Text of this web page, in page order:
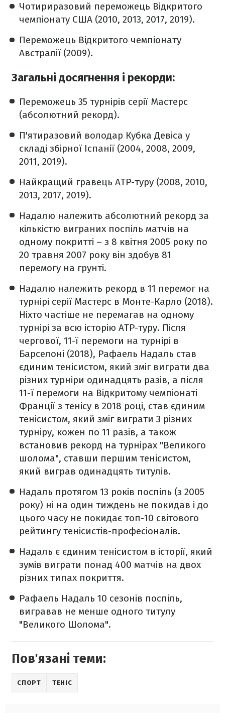
Чотириразовий переможець Відкритого
чемпіонату США (2010, 2013, 2017, 2019).
Переможець Відкритого чемпіонату
Австралії (2009).
Загальні досягнення і рекорди:
Переможець 35 турнірів серії Мастерс
(абсолютний рекорд).
П'ятиразовий володар Кубка Девіса у
складі збірної Іспанії (2004, 2008, 2009,
2011, 2019).
Найкращий гравець ATP-туру (2008, 2010,
2013, 2017, 2019).
Надалю належить абсолютний рекорд за
кількістю виграних поспіль матчів на
одному покритті – з 8 квітня 2005 року по
20 травня 2007 року він здобув 81
перемогу на грунті.
Надалю належить рекорд в 11 перемог на
турнірі серії Мастерс в Монте-Карло (2018).
Ніхто частіше не перемагав на одному
турнірі за всю історію ATP-туру. Після
чергової, 11-ї перемоги на турнірі в
Барселоні (2018), Рафаель Надаль став
єдиним тенісистом, який зміг виграти два
різних турніри одинадцять разів, а після
11-ї перемоги на Відкритому чемпіонаті
Франції з тенісу в 2018 році, став єдиним
тенісистом, який зміг виграти 3 різних
турніру, кожен по 11 разів, а також
встановив рекорд на турнірах "Великого
шолома", ставши першим тенісистом,
який виграв одинадцять титулів.
Надаль протягом 13 років поспіль (з 2005
року) ні на один тиждень не покидав і до
цього часу не покидає топ-10 світового
рейтингу тенісистів-професіоналів.
Надаль є єдиним тенісистом в історії, який
зумів виграти понад 400 матчів на двох
різних типах покриття.
Рафаель Надаль 10 сезонів поспіль,
вигравав не менше одного титулу
"Великого Шолома".
Пов'язані теми:
СПОРТ ТЕНІС